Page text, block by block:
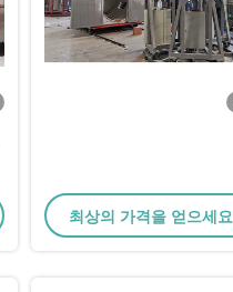
최상의 가격을 얻으세요